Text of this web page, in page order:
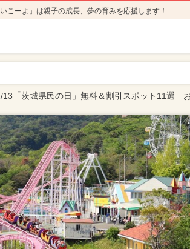
こーよ」は親子の成長、夢の育みを応援します！
13「茨城県民の日」無料＆割引スポット11選